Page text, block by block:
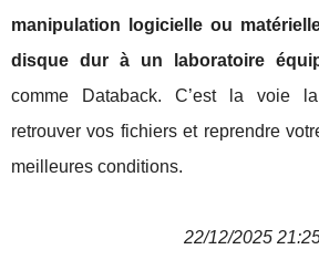
manipulation logicielle ou
disque dur à un laboratoire
comme Databack. C’est la voie
retrouver vos fichiers et reprendre
meilleures conditions.
22/12/2025